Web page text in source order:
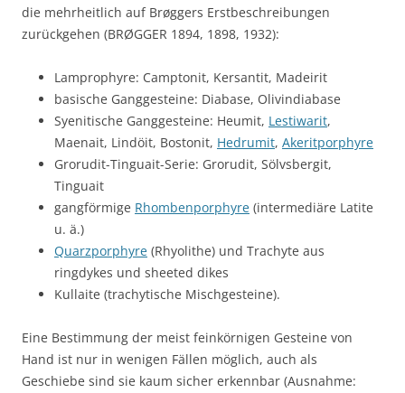
die mehrheitlich auf Brøggers Erstbeschreibungen
zurückgehen (BRØGGER 1894, 1898, 1932):
Lamprophyre: Camptonit, Kersantit, Madeirit
basische Ganggesteine: Diabase, Olivindiabase
Syenitische Ganggesteine: Heumit, Lestiwarit,
Maenait, Lindöit, Bostonit, Hedrumit, Akeritporphyre
Grorudit-Tinguait-Serie: Grorudit, Sölvsbergit,
Tinguait
gangförmige Rhombenporphyre (intermediäre Latite
u. ä.)
Quarzporphyre (Rhyolithe) und Trachyte aus
ringdykes und sheeted dikes
Kullaite (trachytische Mischgesteine).
Eine Bestimmung der meist feinkörnigen Gesteine von
Hand ist nur in wenigen Fällen möglich, auch als
Geschiebe sind sie kaum sicher erkennbar (Ausnahme: